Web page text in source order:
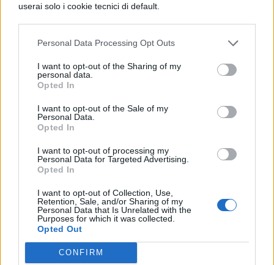
userai solo i cookie tecnici di default.
Personal Data Processing Opt Outs
I want to opt-out of the Sharing of my
personal data.
Opted In
I want to opt-out of the Sale of my
Personal Data.
Opted In
I want to opt-out of processing my
Personal Data for Targeted Advertising.
Opted In
I want to opt-out of Collection, Use,
Retention, Sale, and/or Sharing of my
Personal Data that Is Unrelated with the
Purposes for which it was collected.
Opted Out
CONFIRM
mio pensiero intorno alla forma migliore di
adatterò le nostre leggi a quel tipo di Stato
che suscitò il mio interesse.
TI POTREBBE INTERESSARE
PERIODO CLASSICO
De Legibus, Libro 1, Paragrafo 10